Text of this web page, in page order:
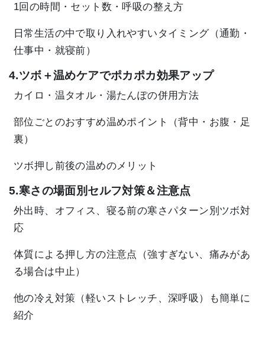
1回の時間・セット数・呼吸の整え方
日常生活の中で取り入れやすいタイミング（通勤・
仕事中・就寝前）
4.ツボ＋温めケアでポカポカ効果アップ
カイロ・温タオル・湯たんぽの併用方法
部位ごとのおすすめ温めポイント（背中・お腹・足
裏）
ツボ押し前後の温めのメリット
5.寒さの場面別セルフ対策＆注意点
外出時、オフィス、寝る前の寒さパターン別ツボ対
応
体質による押し方の注意点（強すぎない、痛みがあ
る場合は中止）
他の冷え対策（軽いストレッチ、深呼吸）も簡単に
紹介